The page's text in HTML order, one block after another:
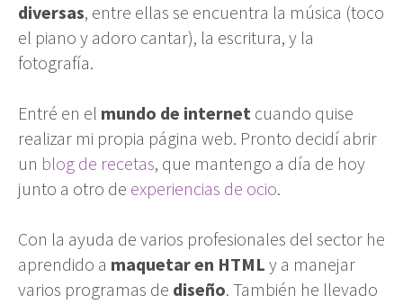
diversas, entre ellas se encuentra la música (toco
el piano y adoro cantar), la escritura, y la
fotografía.
Entré en el mundo de internet cuando quise
realizar mi propia página web. Pronto decidí abrir
un blog de recetas, que mantengo a día de hoy
junto a otro de experiencias de ocio.
Con la ayuda de varios profesionales del sector he
aprendido a maquetar en HTML y a manejar
varios programas de diseño. También he llevado